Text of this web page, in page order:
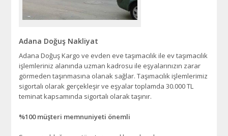
Adana Doğuş Nakliyat
Adana Doğuş Kargo ve evden eve taşımacılık ile ev taşımacılık
işlemleriniz alanında uzman kadrosu ile eşyalarınızın zarar
görmeden taşınmasına olanak sağlar. Taşımacılık işlemlerimiz
sigortalı olarak gerçekleşir ve eşyalar toplamda 30.000 TL
teminat kapsamında sigortalı olarak taşınır.
%100 müşteri memnuniyeti önemli